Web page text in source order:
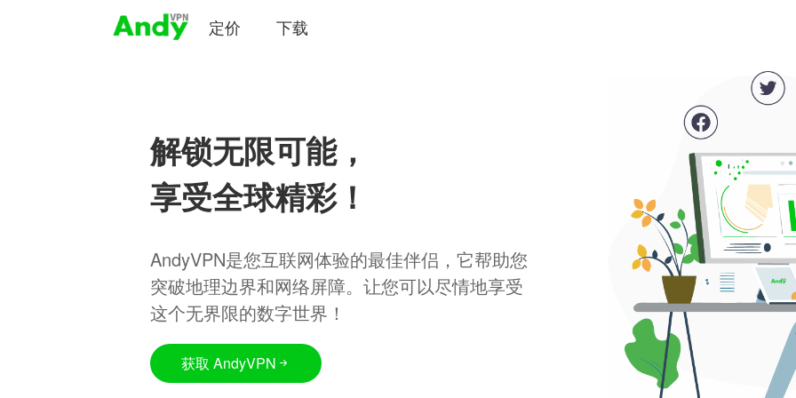
定价 下载
解锁无限可能，
享受全球精彩！
AndyVPN是您互联网体验的最佳伴侣，它帮助您
突破地理边界和网络屏障。让您可以尽情地享受
这个无界限的数字世界！
获取 AndyVPN